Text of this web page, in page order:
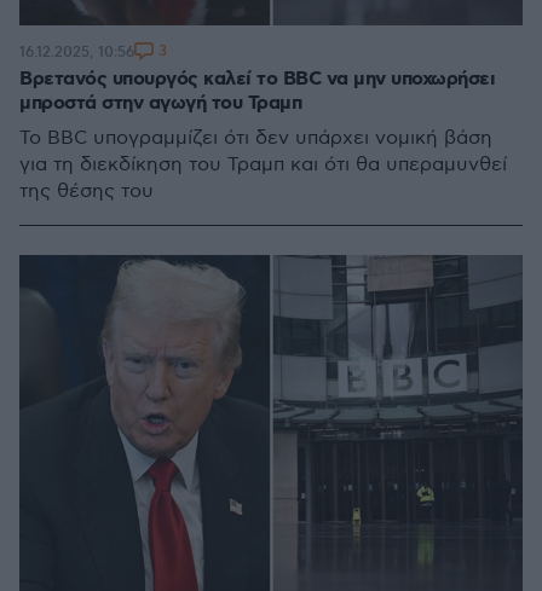
Βρετανός υπουργός καλεί το BBC να μην υποχωρήσει
μπροστά στην αγωγή του Τραμπ
Το BBC υπογραμμίζει ότι δεν υπάρχει νομική βάση
για τη διεκδίκηση του Τραμπ και ότι θα υπεραμυνθεί
της θέσης του
16.12.2025, 10:56 3